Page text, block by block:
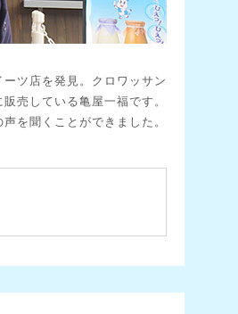
ツ店を発見。クロワッサン
売している亀屋一福です。
を聞くことができました。